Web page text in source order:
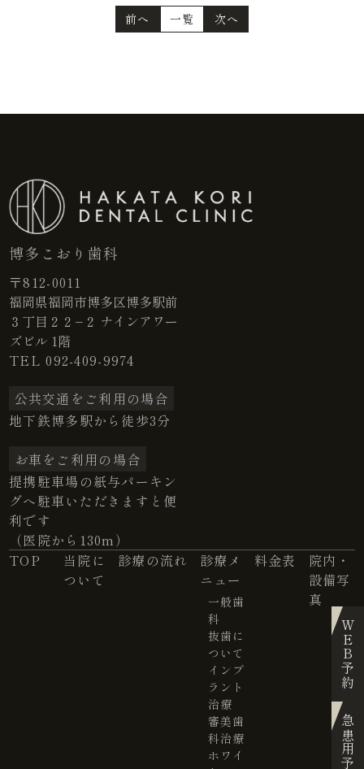
WEB予約
急患用予約
前へ 一覧 次へ
博多こおり歯科
〒812-0011
福岡県福岡市博多区博多駅前
３丁目２２−２ ナインアワー
ズビル 1階
TEL092-409-9974
公共交通をご利用の場合
地下鉄博多駅から徒歩3分
お車をご利用の場合
提携駐車場の紙与パーキン
グへ駐車いただきますと便
利です
（医院から130m）
TOP
当院に
ついて
診療の流れ
診療メ
ニュー
一般歯
科
抜歯に
ついて
インプ
ラント
治療
審美歯
科治療
ホワイ
料金表
院内・
設備写
真